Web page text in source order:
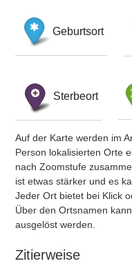
Geburtsort
Sterbeort
Auf der Karte werden im
Person lokalisierten Orte
nach Zoomstufe
ist etwas stärker und es
Jeder Ort bietet bei Klick
Über den Ortsnamen
ausgelöst werden.
Zitierweise